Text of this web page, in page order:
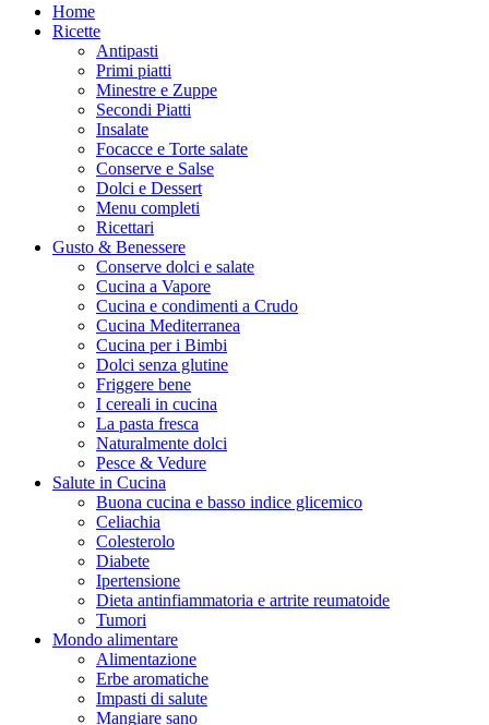
Home
Ricette
Antipasti
Primi piatti
Minestre e Zuppe
Secondi Piatti
Insalate
Focacce e Torte salate
Conserve e Salse
Dolci e Dessert
Menu completi
Ricettari
Gusto & Benessere
Conserve dolci e salate
Cucina a Vapore
Cucina e condimenti a Crudo
Cucina Mediterranea
Cucina per i Bimbi
Dolci senza glutine
Friggere bene
I cereali in cucina
La pasta fresca
Naturalmente dolci
Pesce & Vedure
Salute in Cucina
Buona cucina e basso indice glicemico
Celiachia
Colesterolo
Diabete
Ipertensione
Dieta antinfiammatoria e artrite reumatoide
Tumori
Mondo alimentare
Alimentazione
Erbe aromatiche
Impasti di salute
Mangiare sano